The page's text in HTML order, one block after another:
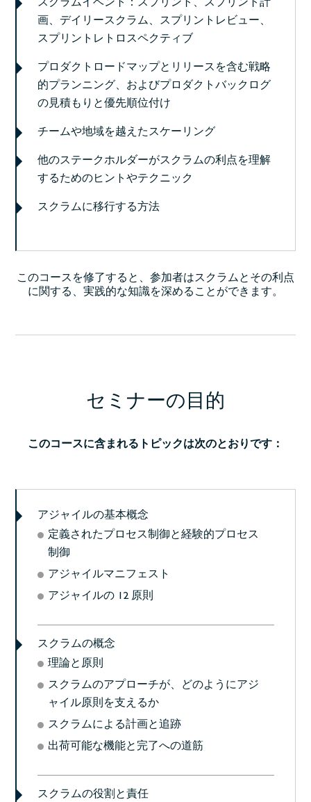
スクラムイベント：スプリント、スプリント計
画、デイリースクラム、スプリントレビュー、
スプリントレトロスペクティブ
プロダクトロードマップとリリースを含む戦略
的プランニング、およびプロダクトバックログ
の見積もりと優先順位付け
チームや地域を越えたスケーリング
他のステークホルダーがスクラムの利点を理解
するためのヒントやテクニック
スクラムに移行する方法
このコースを修了すると、参加者はスクラムとその利点
に関する、実践的な知識を深めることができます。
セミナーの目的
このコースに含まれるトピックは次のとおりです：
アジャイルの基本概念
定義されたプロセス制御と経験的プロセス
制御
アジャイルマニフェスト
アジャイルの 12 原則
スクラムの概念
理論と原則
スクラムのアプローチが、どのようにアジ
ャイル原則を支えるか
スクラムによる計画と追跡
出荷可能な機能と完了への道筋
スクラムの役割と責任